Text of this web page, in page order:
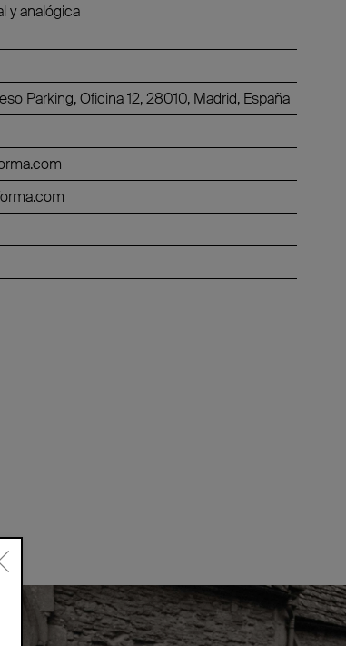
y analógica
Parking, Oficina 12, 28010, Madrid, España